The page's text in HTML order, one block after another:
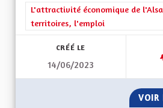
Filtrer les résultats de la
L'attractivité économique de
territoires, l'emploi
CRÉÉ LE
14/06/2023
VOIR